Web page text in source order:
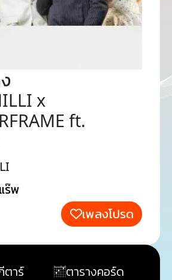
x
ft.
แร๊พ
เพลงโปรด
ตาร์
ตารางคอร์ด